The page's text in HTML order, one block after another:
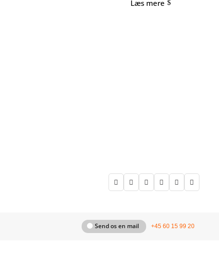
Læs mere
     
Send os en mail +45 60 15 99 20